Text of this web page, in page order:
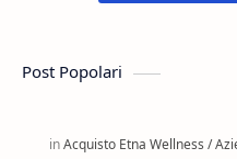
Post Popolari